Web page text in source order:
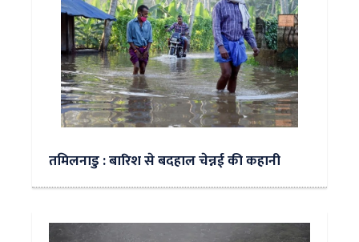
तमिलनाडु : बारिश से बदहाल चेन्नई की कहानी